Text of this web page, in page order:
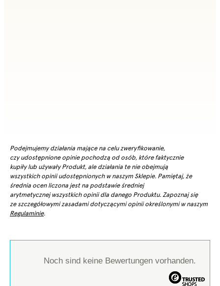
Podejmujemy działania mające na celu zweryfikowanie,
czy udostępnione opinie pochodzą od osób, które faktycznie
kupiły lub używały Produkt, ale działania te nie obejmują
wszystkich opinii udostępnionych w naszym Sklepie. Pamiętaj, że
średnia ocen liczona jest na podstawie średniej
arytmetycznej wszystkich opinii dla danego Produktu. Zapoznaj się
ze szczegółowymi zasadami dotyczącymi opinii określonymi w naszym
Regulaminie.
Noch sind keine Bewertungen vorhanden.